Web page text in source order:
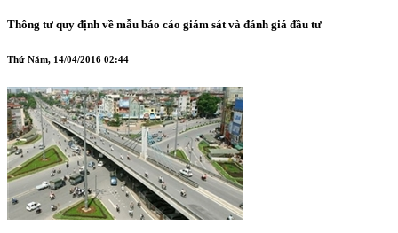
Thông tư quy định về mẫu báo cáo giám sát và đánh giá đầu tư
Thứ Năm, 14/04/2016 02:44